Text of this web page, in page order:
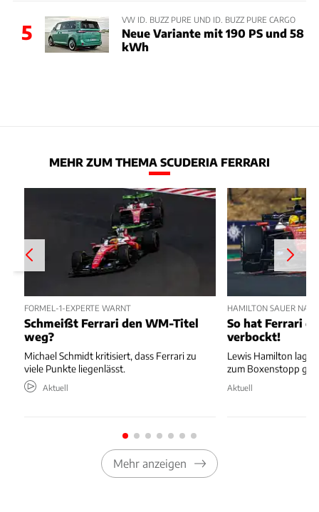
5
VW ID. BUZZ PURE UND ID. BUZZ PURE CARGO
Neue Variante mit 190 PS und 58
kWh
MEHR ZUM THEMA SCUDERIA FERRARI
FORMEL-1-EXPERTE WARNT
Schmeißt Ferrari den WM-Titel
weg?
Michael Schmidt kritisiert, dass Ferrari zu
viele Punkte liegenlässt.
Aktuell
HAMILTON SAUER
So hat Ferrari
verbockt!
Lewis Hamilton lag
zum Boxenstopp
Aktuell
Mehr anzeigen